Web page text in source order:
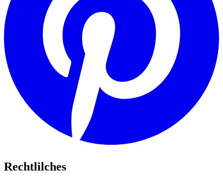
Rechtlilches